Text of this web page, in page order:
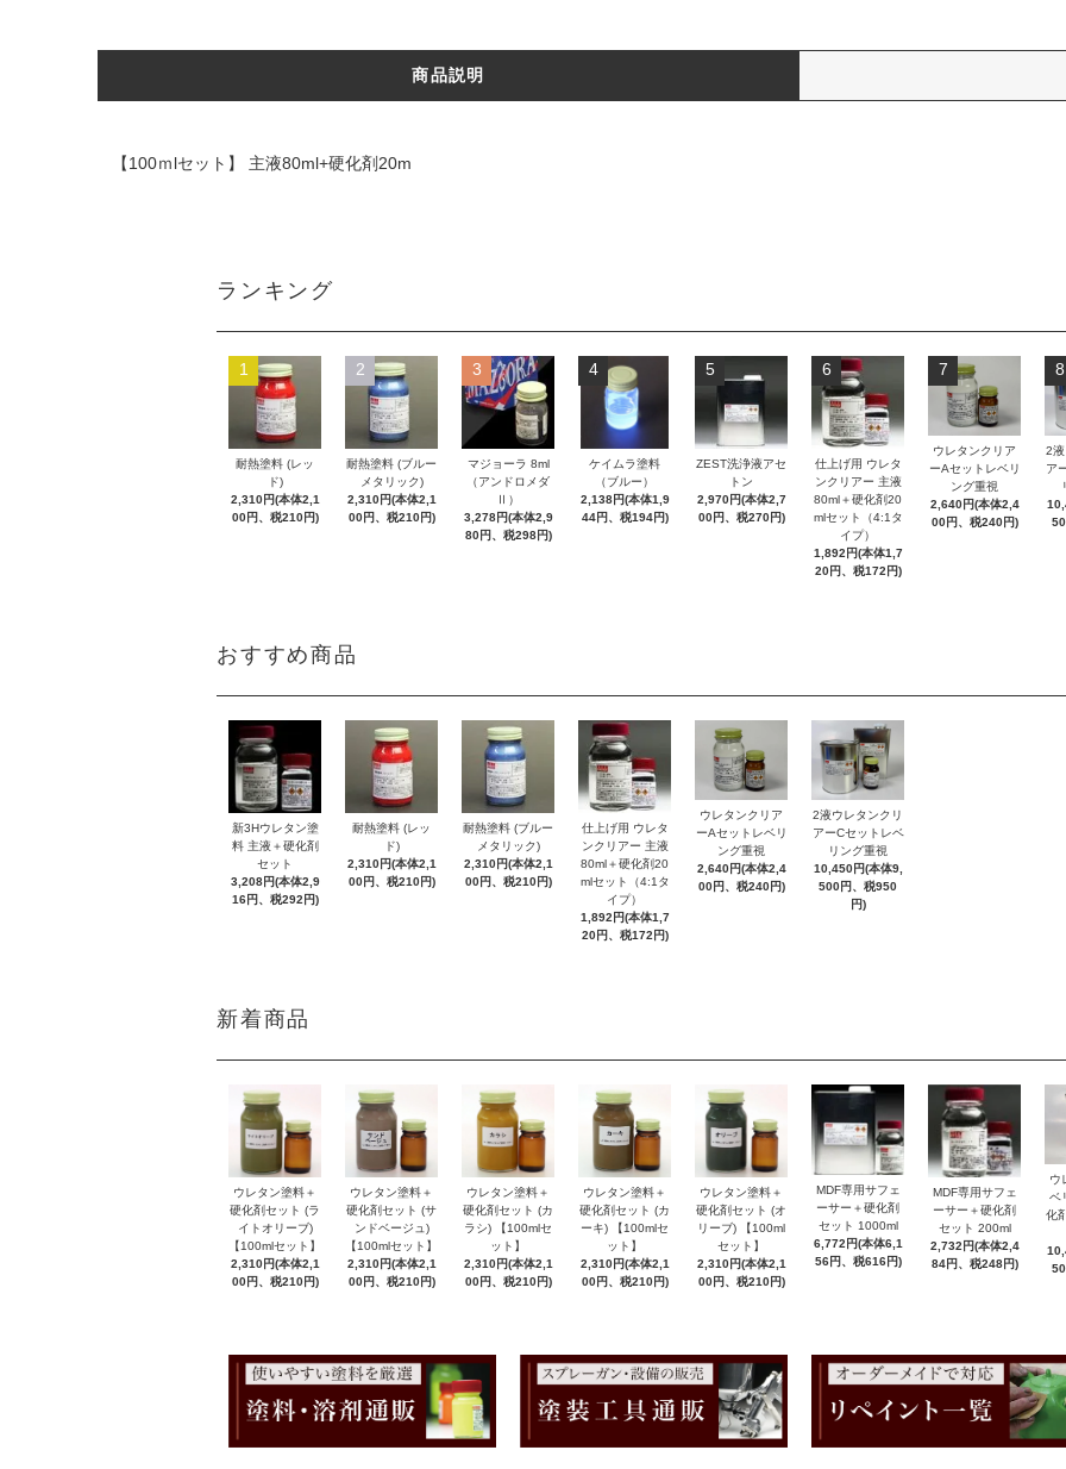
商品説明
【100ｍlセット】 主液80ml+硬化剤20m
ランキング
1
耐熱塗料 (レッ
ド)
2,310円(本体2,1
00円、税210円)
2
耐熱塗料 (ブルー
メタリック)
2,310円(本体2,1
00円、税210円)
3
マジョーラ 8ml
（アンドロメダ
Ⅱ）
3,278円(本体2,9
80円、税298円)
4
ケイムラ塗料
（ブルー）
2,138円(本体1,9
44円、税194円)
5
ZEST洗浄液アセ
トン
2,970円(本体2,7
00円、税270円)
6
仕上げ用 ウレタ
ンクリアー 主液
80ml＋硬化剤20
mlセット（4:1タ
イプ）
1,892円(本体1,7
20円、税172円)
7
ウレタンクリア
ーAセットレベリ
ング重視
2,640円(本体2,4
00円、税240円)
8
2
ア
おすすめ商品
新3Hウレタン塗
料 主液＋硬化剤
セット
3,208円(本体2,9
16円、税292円)
耐熱塗料 (レッ
ド)
2,310円(本体2,1
00円、税210円)
耐熱塗料 (ブルー
メタリック)
2,310円(本体2,1
00円、税210円)
仕上げ用 ウレタ
ンクリアー 主液
80ml＋硬化剤20
mlセット（4:1タ
イプ）
1,892円(本体1,7
20円、税172円)
ウレタンクリア
ーAセットレベリ
ング重視
2,640円(本体2,4
00円、税240円)
2液ウレタンクリ
アーCセットレベ
リング重視
10,450円(本体9,
500円、税950
円)
新着商品
ウレタン塗料＋
硬化剤セット (ラ
イトオリーブ)
【100mlセット】
2,310円(本体2,1
00円、税210円)
ウレタン塗料＋
硬化剤セット (サ
ンドベージュ)
【100mlセット】
2,310円(本体2,1
00円、税210円)
ウレタン塗料＋
硬化剤セット (カ
ラシ) 【100mlセ
ット】
2,310円(本体2,1
00円、税210円)
ウレタン塗料＋
硬化剤セット (カ
ーキ) 【100mlセ
ット】
2,310円(本体2,1
00円、税210円)
ウレタン塗料＋
硬化剤セット (オ
リーブ) 【100ml
セット】
2,310円(本体2,1
00円、税210円)
MDF専用サフェ
ーサー＋硬化剤
セット 1000ml
6,772円(本体6,1
56円、税616円)
MDF専用サフェ
ーサー＋硬化剤
セット 200ml
2,732円(本体2,4
84円、税248円)
ウ
ベ
化